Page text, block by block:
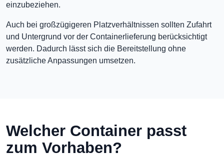
einzubeziehen.
Auch bei großzügigeren Platzverhältnissen sollten Zufahrt
und Untergrund vor der Containerlieferung berücksichtigt
werden. Dadurch lässt sich die Bereitstellung ohne
zusätzliche Anpassungen umsetzen.
Welcher Container passt
zum Vorhaben?